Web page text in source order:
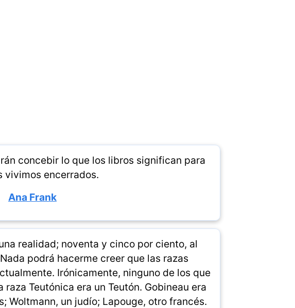
concebir lo que los libros significan para
vivimos encerrados.
Ana Frank
realidad; noventa y cinco por ciento, al
podrá hacerme creer que las razas
Irónicamente, ninguno de los que
Teutónica era un Teutón. Gobineau era
Woltmann, un judío; Lapouge, otro francés.